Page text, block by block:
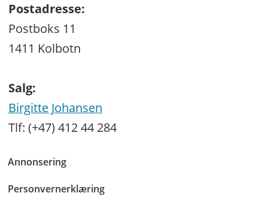
Postadresse:
Postboks 11
1411 Kolbotn
Salg:
Birgitte Johansen
Tlf: (+47) 412 44 284
Annonsering
Personvernerklæring